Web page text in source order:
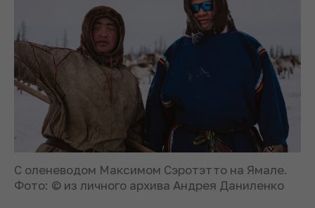
С оленеводом Максимом Сэротэтто на Ямале.
Фото: © из личного архива Андрея Даниленко